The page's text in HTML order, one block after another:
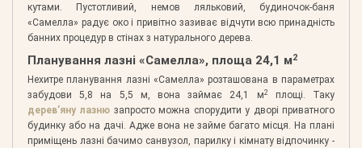
кутами. Пустотливий, немов ляльковий, будиночок-баня
«Самелла» радує око і привітно зазиває відчути всю принадність
банних процедур в стінах з натурального дерева.
Планування лазні «Самелла», площа 24,1 м2
Нехитре планування лазні «Самелла» розташована в параметрах
забудови 5,8 на 5,5 м, вона займає 24,1 м2площі. Таку
дерев’яну лазню запросто можна спорудити у дворі приватного
будинку або на дачі. Адже вона не займе багато місця. На плані
приміщень лазні бачимо санвузол, парилку і кімнату відпочинку -